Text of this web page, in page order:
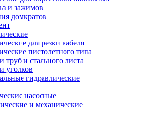
и зажимов
домкратов
для резки кабеля
пистолетного типа
и стального листа
уголков
гидравлические
насосные
и механические